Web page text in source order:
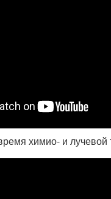
химио- и лучевой